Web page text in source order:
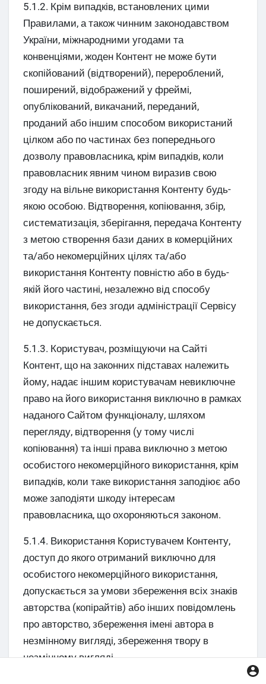
5.1.2. Крім випадків, встановлених цими
Правилами, а також чинним законодавством
України, міжнародними угодами та
конвенціями, жоден Контент не може бути
скопійований (відтворений), перероблений,
поширений, відображений у фреймі,
опублікований, викачаний, переданий,
проданий або іншим способом використаний
цілком або по частинах без попереднього
дозволу правовласника, крім випадків, коли
правовласник явним чином виразив свою
згоду на вільне використання Контенту будь-
якою особою. Відтворення, копіювання, збір,
систематизація, зберігання, передача Контенту
з метою створення бази даних в комерційних
та/або некомерційних цілях та/або
використання Контенту повністю або в будь-
якій його частині, незалежно від способу
використання, без згоди адміністрації Сервісу
не допускається.
5.1.3. Користувач, розміщуючи на Сайті
Контент, що на законних підставах належить
йому, надає іншим користувачам невиключне
право на його використання виключно в рамках
наданого Сайтом функціоналу, шляхом
перегляду, відтворення (у тому числі
копіювання) та інші права виключно з метою
особистого некомерційного використання, крім
випадків, коли таке використання заподіює або
може заподіяти шкоду інтересам
правовласника, що охороняються законом.
5.1.4. Використання Користувачем Контенту,
доступ до якого отриманий виключно для
особистого некомерційного використання,
допускається за умови збереження всіх знаків
авторства (копірайтів) або інших повідомлень
про авторство, збереження імені автора в
незмінному вигляді, збереження твору в
незмінному вигляді.